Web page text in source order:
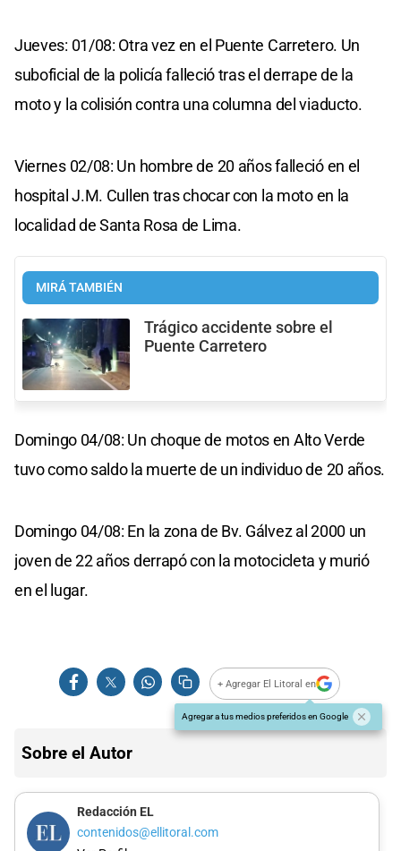
Jueves: 01/08: Otra vez en el Puente Carretero. Un
suboficial de la policía falleció tras el derrape de la
moto y la colisión contra una columna del viaducto.
Viernes 02/08: Un hombre de 20 años falleció en el
hospital J.M. Cullen tras chocar con la moto en la
localidad de Santa Rosa de Lima.
MIRÁ TAMBIÉN
Trágico accidente sobre el
Puente Carretero
Domingo 04/08: Un choque de motos en Alto Verde
tuvo como saldo la muerte de un individuo de 20 años.
Domingo 04/08: En la zona de Bv. Gálvez al 2000 un
joven de 22 años derrapó con la motocicleta y murió
en el lugar.
+ Agregar El Litoral en
Agregar a tus medios preferidos en Google
Sobre el Autor
Redacción EL
contenidos@ellitoral.com